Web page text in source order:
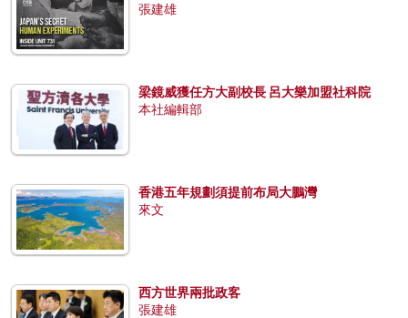
張建雄
梁鏡威獲任方大副校長 呂大樂加盟社科院
本社編輯部
香港五年規劃須提前布局大鵬灣
來文
西方世界兩批政客
張建雄